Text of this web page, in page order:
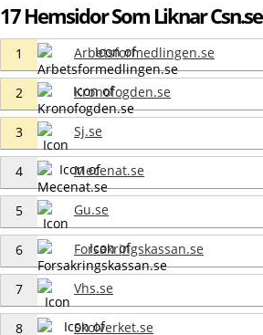
17 Hemsidor Som Liknar Csn.se
1 Arbetsformedlingen.se
2 Kronofogden.se
3 Sj.se
4 Mecenat.se
5 Gu.se
6 Forsakringskassan.se
7 Vhs.se
8 Skolverket.se